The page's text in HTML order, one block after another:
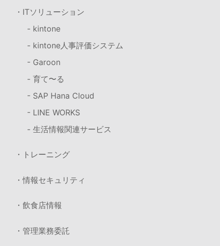
・ITソリューション
- kintone
- kintone人事評価システム
- Garoon
- 育て〜る
- SAP Hana Cloud
- LINE WORKS
- 生活情報関連サービス
・トレーニング
・情報セキュリティ
・飲食店情報
・管理業務委託